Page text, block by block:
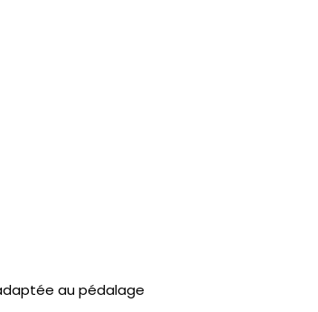
au pédalage